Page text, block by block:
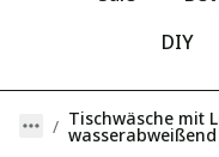
DIY
Tischwäsche mit